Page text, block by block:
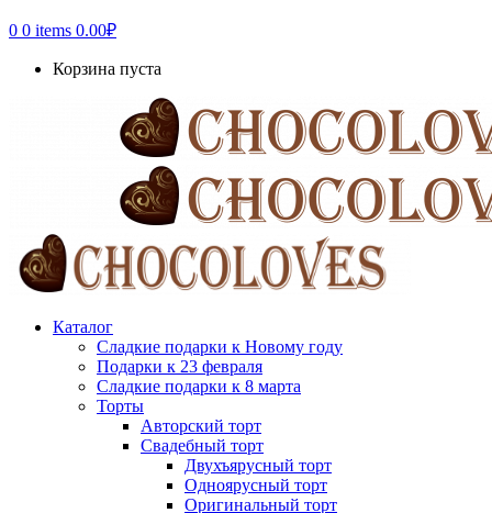
0 0 items 0.00₽
Корзина пуста
Каталог
Сладкие подарки к Новому году
Подарки к 23 февраля
Сладкие подарки к 8 марта
Торты
Авторский торт
Свадебный торт
Двухъярусный торт
Одноярусный торт
Оригинальный торт